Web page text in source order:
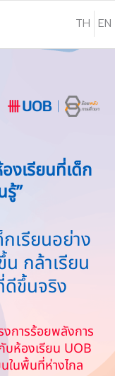
TH EN
งเรียนที่เด็ก
รู้”
เรียนอย่าง
น กล้าเรียน
ดีขึ้นจริง
งการร้อยพลังการ
บห้องเรียน UOB
ในพื้นที่ห่างไกล